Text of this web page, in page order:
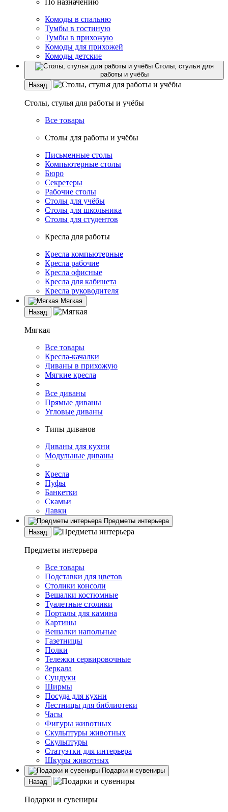
По назначению
Комоды в спальню
Тумбы в гостиную
Тумбы в прихожую
Комоды для прихожей
Комоды детские
Столы, стулья для
работы и учёбы
Назад
Столы, стулья для работы и учёбы
Все товары
Столы для работы и учёбы
Письменные столы
Компьютерные столы
Бюро
Секретеры
Рабочие столы
Столы для учёбы
Столы для школьника
Столы для студентов
Кресла для работы
Кресла компьютерные
Кресла рабочие
Кресла офисные
Кресла для кабинета
Кресла руководителя
Мягкая
Назад
Мягкая
Все товары
Кресла-качалки
Диваны в прихожую
Мягкие кресла
Все диваны
Прямые диваны
Угловые диваны
Типы диванов
Диваны для кухни
Модульные диваны
Кресла
Пуфы
Банкетки
Скамьи
Лавки
Предметы интерьера
Назад
Предметы интерьера
Все товары
Подставки для цветов
Столики консоли
Вешалки костюмные
Туалетные столики
Порталы для камина
Картины
Вешалки напольные
Газетницы
Полки
Тележки сервировочные
Зеркала
Сундуки
Ширмы
Посуда для кухни
Лестницы для библиотеки
Часы
Фигуры животных
Скульптуры животных
Скульптуры
Статуэтки для интерьера
Шкуры животных
Подарки и сувениры
Назад
Подарки и сувениры